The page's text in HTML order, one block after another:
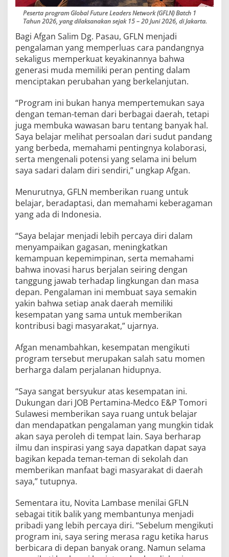
Peserta program Global Future Leaders Network (GFLN) Batch 1
Tahun 2026, yang dilaksanakan sejak 15 – 20 Juni 2026, di Jakarta.
Bagi Afgan Salim Dg. Pasau, GFLN menjadi
pengalaman yang memperluas cara pandangnya
sekaligus memperkuat keyakinannya bahwa
generasi muda memiliki peran penting dalam
menciptakan perubahan yang berkelanjutan.
“Program ini bukan hanya mempertemukan saya
dengan teman-teman dari berbagai daerah, tetapi
juga membuka wawasan baru tentang banyak hal.
Saya belajar melihat persoalan dari sudut pandang
yang berbeda, memahami pentingnya kolaborasi,
serta mengenali potensi yang selama ini belum
saya sadari dalam diri sendiri,” ungkap Afgan.
Menurutnya, GFLN memberikan ruang untuk
belajar, beradaptasi, dan memahami keberagaman
yang ada di Indonesia.
“Saya belajar menjadi lebih percaya diri dalam
menyampaikan gagasan, meningkatkan
kemampuan kepemimpinan, serta memahami
bahwa inovasi harus berjalan seiring dengan
tanggung jawab terhadap lingkungan dan masa
depan. Pengalaman ini membuat saya semakin
yakin bahwa setiap anak daerah memiliki
kesempatan yang sama untuk memberikan
kontribusi bagi masyarakat,” ujarnya.
Afgan menambahkan, kesempatan mengikuti
program tersebut merupakan salah satu momen
berharga dalam perjalanan hidupnya.
“Saya sangat bersyukur atas kesempatan ini.
Dukungan dari JOB Pertamina-Medco E&P Tomori
Sulawesi memberikan saya ruang untuk belajar
dan mendapatkan pengalaman yang mungkin tidak
akan saya peroleh di tempat lain. Saya berharap
ilmu dan inspirasi yang saya dapatkan dapat saya
bagikan kepada teman-teman di sekolah dan
memberikan manfaat bagi masyarakat di daerah
saya,” tutupnya.
Sementara itu, Novita Lambase menilai GFLN
sebagai titik balik yang membantunya menjadi
pribadi yang lebih percaya diri. “Sebelum mengikuti
program ini, saya sering merasa ragu ketika harus
berbicara di depan banyak orang. Namun selama